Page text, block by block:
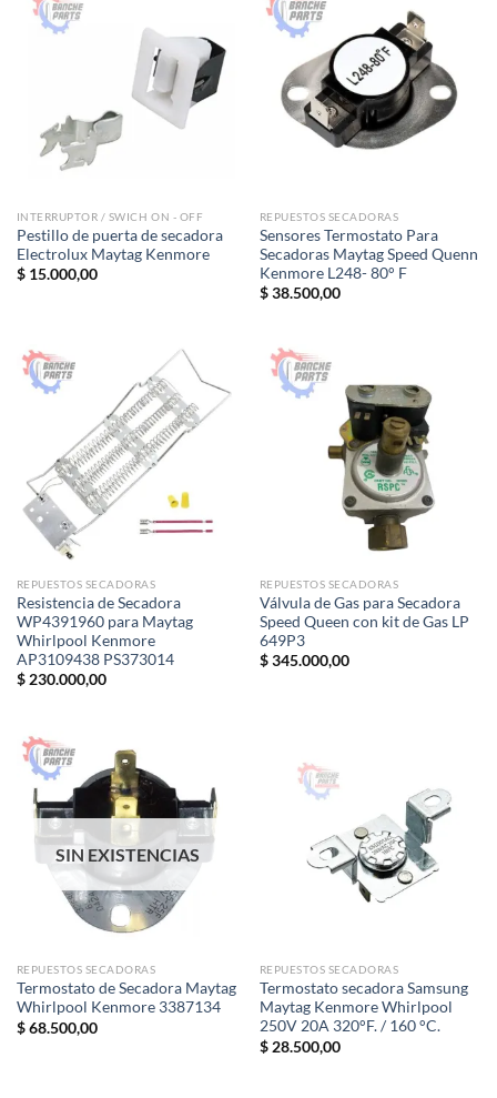
INTERRUPTOR / SWICH ON - OFF
Pestillo de puerta de secadora
Electrolux Maytag Kenmore
$15.000,00
REPUESTOS SECADORAS
Sensores Termostato Para
Secadoras Maytag Speed Quenn
Kenmore L248- 80° F
$38.500,00
REPUESTOS SECADORAS
Resistencia de Secadora
WP4391960 para Maytag
Whirlpool Kenmore
AP3109438 PS373014
$230.000,00
REPUESTOS SECADORAS
Válvula de Gas para Secadora
Speed Queen con kit de Gas LP
649P3
$345.000,00
SIN EXISTENCIAS
REPUESTOS SECADORAS
Termostato de Secadora Maytag
Whirlpool Kenmore 3387134
$68.500,00
REPUESTOS SECADORAS
Termostato secadora Samsung
Maytag Kenmore Whirlpool
250V 20A 320°F. / 160 °C.
$28.500,00